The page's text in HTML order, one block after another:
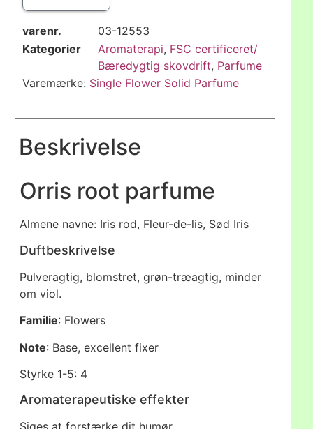
varenr.
03-12553
Kategorier
Aromaterapi, FSC certificeret/
Bæredygtig skovdrift, Parfume
Varemærke: Single Flower Solid Parfume
Beskrivelse
Orris root parfume
Almene navne: Iris rod, Fleur-de-lis, Sød Iris
Duftbeskrivelse
Pulveragtig, blomstret, grøn-træagtig, minder
om viol.
Familie: Flowers
Note: Base, excellent fixer
Styrke 1-5: 4
Aromaterapeutiske effekter